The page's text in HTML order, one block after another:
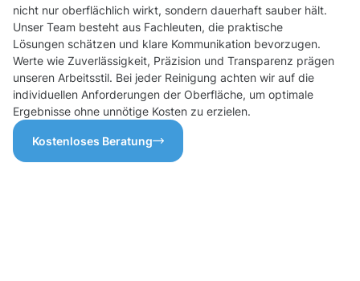
nicht nur oberflächlich wirkt, sondern dauerhaft sauber hält.
Unser Team besteht aus Fachleuten, die praktische
Lösungen schätzen und klare Kommunikation bevorzugen.
Werte wie Zuverlässigkeit, Präzision und Transparenz prägen
unseren Arbeitsstil. Bei jeder Reinigung achten wir auf die
individuellen Anforderungen der Oberfläche, um optimale
Ergebnisse ohne unnötige Kosten zu erzielen.
Kostenloses Beratung